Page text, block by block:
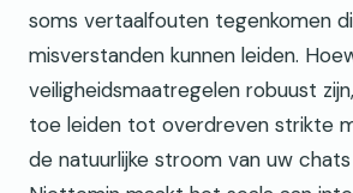
soms vertaalfouten tegenkomen
misverstanden kunnen leiden.
veiligheidsmaatregelen robuust
toe leiden tot overdreven strikte
de natuurlijke stroom van uw